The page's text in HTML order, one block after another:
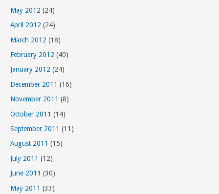
May 2012 (24)
April 2012 (24)
March 2012 (18)
February 2012 (40)
January 2012 (24)
December 2011 (16)
November 2011 (8)
October 2011 (14)
September 2011 (11)
August 2011 (15)
July 2011 (12)
June 2011 (30)
May 2011 (33)